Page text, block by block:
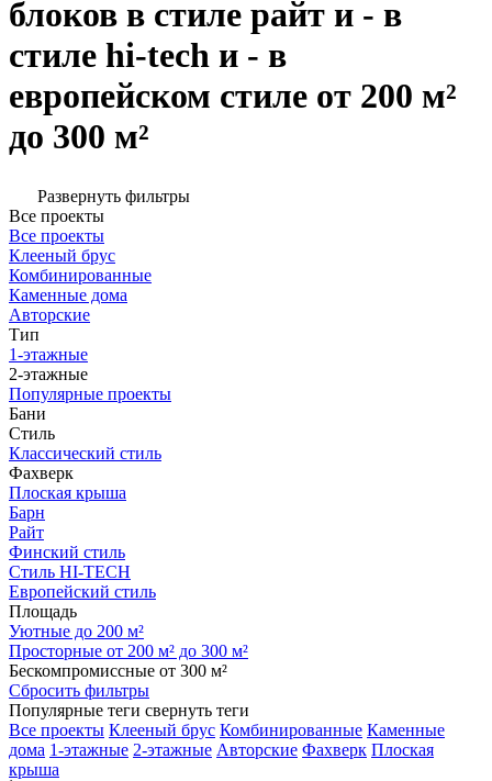
блоков в стиле райт и - в
стиле hi-tech и - в
европейском стиле от 200 м²
до 300 м²
Развернуть фильтры
Все проекты
Все проекты
Клееный брус
Комбинированные
Каменные дома
Авторские
Тип
1-этажные
2-этажные
Популярные проекты
Бани
Стиль
Классический стиль
Фахверк
Плоская крыша
Барн
Райт
Финский стиль
Стиль HI-TECH
Европейский стиль
Площадь
Уютные до 200 м²
Просторные от 200 м² до 300 м²
Бескомпромиссные от 300 м²
Сбросить фильтры
Популярные теги свернуть теги
Все проекты Клееный брус Комбинированные Каменные
дома 1-этажные 2-этажные Авторские Фахверк Плоская
крыша